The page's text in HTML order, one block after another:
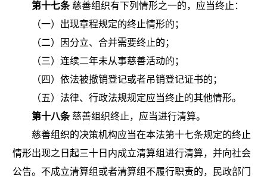
第十七条 慈善组织有下列情形之一的，应当终止：
（一）出现章程规定的终止情形的；
（二）因分立、合并需要终止的；
（三）连续二年未从事慈善活动的；
（四）依法被撤销登记或者吊销登记证书的；
（五）法律、行政法规规定应当终止的其他情形。
第十八条 慈善组织终止，应当进行清算。
慈善组织的决策机构应当在本法第十七条规定的终止
情形出现之日起三十日内成立清算组进行清算，并向社会
公告。不成立清算组或者清算组不履行职责的，民政部门